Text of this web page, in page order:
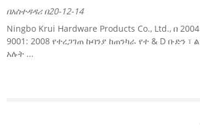
በአስተዳዳሪ በ20-12-14
Ningbo Krui Hardware Products Co., Ltd., በ
9001: 2008 የተረጋገጠ ኩባንያ ከጠንካራ የተ & D
አሉት ...